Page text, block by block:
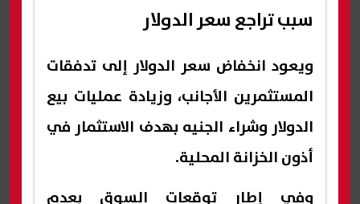
سبب تراجع سعر الدولار
ويعود انخفاض سعر الدولار إلى تدفقات
المستثمرين الأجانب، وزيادة عمليات بيع
الدولار وشراء الجنيه بهدف الاستثمار في
أذون الخزانة المحلية.
وفي إطار توقعات السوق بعدم